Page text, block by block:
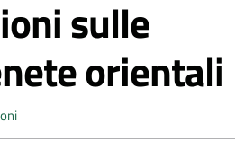
sulle
orientali